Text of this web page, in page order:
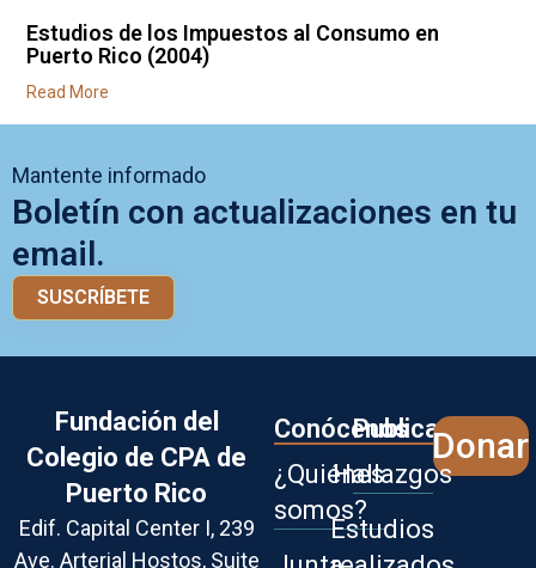
Estudios de los Impuestos al Consumo en
Puerto Rico (2004)
Read More
Mantente informado
Boletín con actualizaciones en tu
email.
SUSCRÍBETE
Fundación del
Colegio de CPA de
Puerto Rico
Edif. Capital Center I, 239
Ave. Arterial Hostos, Suite
Conócenos
¿Quiénes
somos?
Publicaciones
Hallazgos
Estudios
Donar